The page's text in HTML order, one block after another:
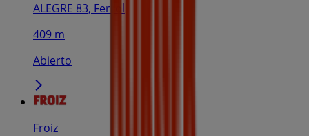
ALEGRE 83, Ferrol
409 m
Abierto
Froiz